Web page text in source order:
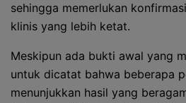
sehingga memerlukan
klinis yang lebih ketat.
Meskipun ada bukti awal yang
untuk dicatat bahwa beberapa
menunjukkan hasil yang